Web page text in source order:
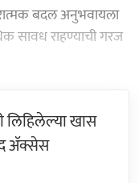
बदल अनुभवायला
सावध राहण्याची गरज
खास
ॲक्सेस